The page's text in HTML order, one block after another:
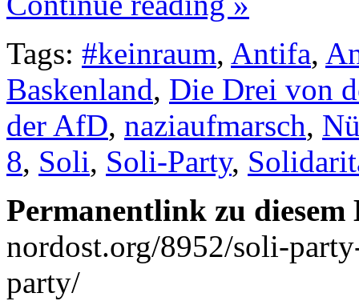
Tags: #keinraum, Antifa,
Baskenland, Die Drei von
der AfD, naziaufmarsch,
8, Soli, Soli-Party,
Permanentlink zu
nordost.org/8952/soli-
party/